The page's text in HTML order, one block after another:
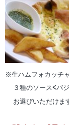
※生ハムフォカッチャ
３種のソース<バ
お選びいただけま